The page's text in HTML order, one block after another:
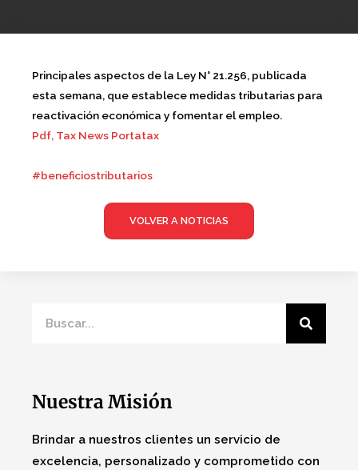
Principales aspectos de la Ley N° 21.256, publicada
esta semana, que establece medidas tributarias para
reactivación económica y fomentar el empleo.
Pdf, Tax News Portatax
#beneficiostributarios
VOLVER A NOTICIAS
Nuestra Misión
Brindar a nuestros clientes un servicio de
excelencia, personalizado y comprometido con